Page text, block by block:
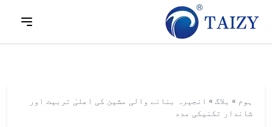
ہوم » بلاگ » انجیرہ بنانے والی مشین کی اعلیٰ تربیت اور
شاندار تکنیکی مدد